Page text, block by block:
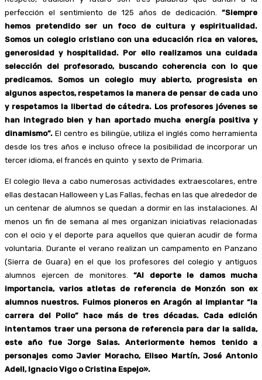
perfección el sentimiento de 125 años de dedicación. “Siempre
hemos pretendido ser un foco de cultura y espiritualidad.
Somos un colegio cristiano con una educación rica en valores,
generosidad y hospitalidad. Por ello realizamos una cuidada
selección del profesorado, buscando coherencia con lo que
predicamos. Somos un colegio muy abierto, progresista en
algunos aspectos, respetamos la manera de pensar de cada uno
y respetamos la libertad de cátedra. Los profesores jóvenes se
han integrado bien y han aportado mucha energía positiva y
dinamismo”. El centro es bilingüe, utiliza el inglés como herramienta
desde los tres años e incluso ofrece la posibilidad de incorporar un
tercer idioma, el francés en quinto y sexto de Primaria.
El colegio lleva a cabo numerosas actividades extraescolares, entre
ellas destacan Halloween y Las Fallas, fechas en las que alrededor de
un centenar de alumnos se quedan a dormir en las instalaciones. Al
menos un fin de semana al mes organizan iniciativas relacionadas
con el ocio y el deporte para aquellos que quieran acudir de forma
voluntaria. Durante el verano realizan un campamento en Panzano
(Sierra de Guara) en el que los profesores del colegio y antiguos
alumnos ejercen de monitores. “Al deporte le damos mucha
importancia, varios atletas de referencia de Monzón son ex
alumnos nuestros. Fuimos pioneros en Aragón al implantar “la
carrera del Pollo” hace más de tres décadas. Cada edición
intentamos traer una persona de referencia para dar la salida,
este año fue Jorge Salas. Anteriormente hemos tenido a
personajes como Javier Moracho, Eliseo Martín, José Antonio
Adell, Ignacio Vigo o Cristina Espejo».